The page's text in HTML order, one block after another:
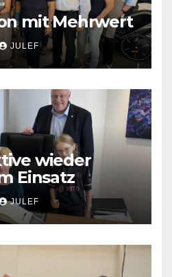
mit Mehrwert
JULEF
wieder
Einsatz
JULEF